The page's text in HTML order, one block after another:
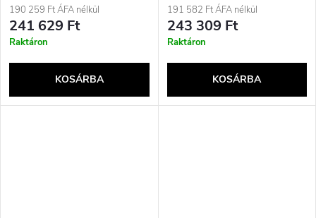
190 259 Ft ÁFA nélkül
241 629 Ft
Raktáron
KOSÁRBA
256 MB 3,5&quot; SAS
191 582 Ft ÁFA nélkül
243 309 Ft
Raktáron
KOSÁRBA